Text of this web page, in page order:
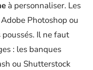
à personnaliser. Les
Photoshop ou
Il ne faut
: les banques
ou Shutterstock